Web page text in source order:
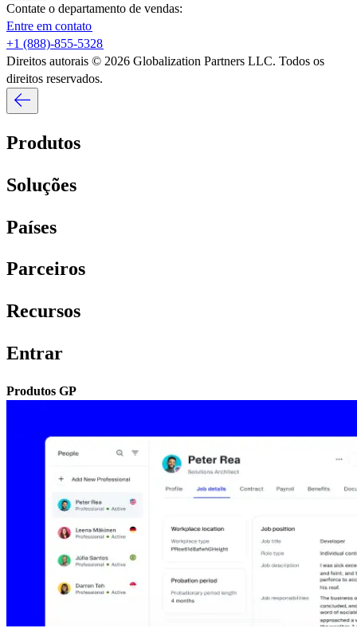
Contate o departamento de vendas:​​
Entre em contato​​
+1 (888)-855-5328​​
Direitos autorais © 2026 Globalization Partners LLC. Todos os
direitos reservados.​​
Produtos​​
Soluções​​
Países​​
Parceiros​​
Recursos​​
Entrar​​
Produtos GP​​